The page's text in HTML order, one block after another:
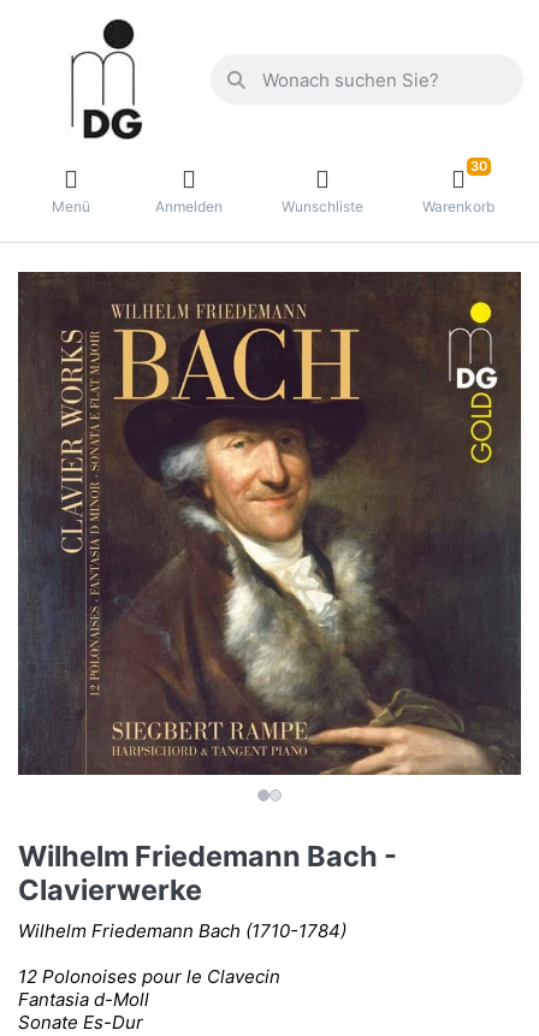
Menü Anmelden Wunschliste
30
Warenkorb
Wilhelm Friedemann Bach -
Clavierwerke
Wilhelm Friedemann Bach (1710-1784)
12 Polonoises pour le Clavecin
Fantasia d-Moll
Sonate Es-Dur